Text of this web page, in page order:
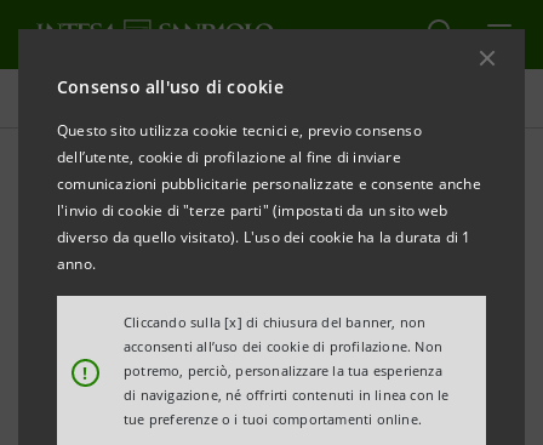
Consenso all'uso di cookie
Questo sito utilizza cookie tecnici e, previo consenso
dell’utente, cookie di profilazione al fine di inviare
comunicazioni pubblicitarie personalizzate e consente anche
l'invio di cookie di "terze parti" (impostati da un sito web
diverso da quello visitato). L'uso dei cookie ha la durata di 1
anno.
!
Cliccando sulla [x] di chiusura del banner, non
acconsenti all’uso dei cookie di profilazione. Non
potremo, perciò, personalizzare la tua esperienza
di navigazione, né offrirti contenuti in linea con le
tue preferenze o i tuoi comportamenti online.
Comunicati stampa
STAMPA AGGIORNA
COMUNICATO STAMPA
MALTEMPO: CASSA DI RISPARMIO DEL VENETO
AZIENDE E LE FAMIGLIE DANNEGGIATE
• Finanziamenti a breve e a medio lungo termine
fino a 5 anni
• Possibilità di anticipo dei risarcimenti